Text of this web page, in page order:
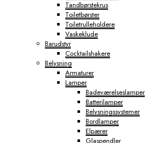
Tandbørstekrus
Toiletbørster
Toiletrulleholdere
Vaskeklude
Barudstyr
Cocktailshakere
Belysning
Armaturer
Lamper
Badeværelseslamper
Batterilamper
Belysningssystemer
Bordlamper
Elpærer
Glaspendler